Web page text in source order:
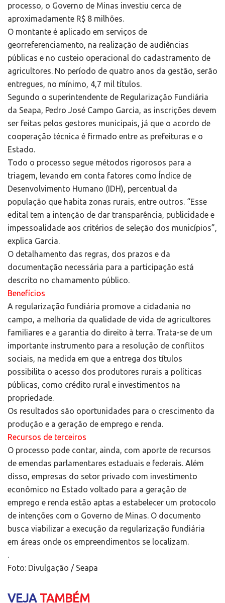
processo, o Governo de Minas investiu cerca de
aproximadamente R$ 8 milhões.
O montante é aplicado em serviços de
georreferenciamento, na realização de audiências
públicas e no custeio operacional do cadastramento de
agricultores. No período de quatro anos da gestão, serão
entregues, no mínimo, 4,7 mil títulos.
Segundo o superintendente de Regularização Fundiária
da Seapa, Pedro José Campo Garcia, as inscrições devem
ser feitas pelos gestores municipais, já que o acordo de
cooperação técnica é firmado entre as prefeituras e o
Estado.
Todo o processo segue métodos rigorosos para a
triagem, levando em conta fatores como Índice de
Desenvolvimento Humano (IDH), percentual da
população que habita zonas rurais, entre outros. “Esse
edital tem a intenção de dar transparência, publicidade e
impessoalidade aos critérios de seleção dos municípios”,
explica Garcia.
O detalhamento das regras, dos prazos e da
documentação necessária para a participação está
descrito no chamamento público.
Benefícios
A regularização fundiária promove a cidadania no
campo, a melhoria da qualidade de vida de agricultores
familiares e a garantia do direito à terra. Trata-se de um
importante instrumento para a resolução de conflitos
sociais, na medida em que a entrega dos títulos
possibilita o acesso dos produtores rurais a políticas
públicas, como crédito rural e investimentos na
propriedade.
Os resultados são oportunidades para o crescimento da
produção e a geração de emprego e renda.
Recursos de terceiros
O processo pode contar, ainda, com aporte de recursos
de emendas parlamentares estaduais e federais. Além
disso, empresas do setor privado com investimento
econômico no Estado voltado para a geração de
emprego e renda estão aptas a estabelecer um protocolo
de intenções com o Governo de Minas. O documento
busca viabilizar a execução da regularização fundiária
em áreas onde os empreendimentos se localizam.
.
Foto: Divulgação / Seapa
VEJATAMBÉM